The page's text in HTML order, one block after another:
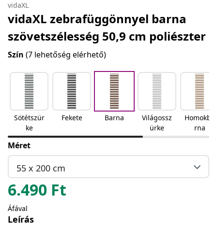
vidaXL
vidaXL zebrafüggönnyel barna
szövetszélesség 50,9 cm poliészter
Szín (7 lehetőség elérhető)
Sötétszür
ke
Fekete Barna
Világossz
ürke
Homokba
rna
Méret
55 x 200 cm
6.490 Ft
Áfával
Leírás